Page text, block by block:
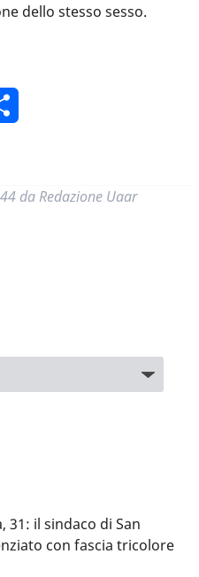
dello stesso sesso.
da Redazione Uaar
31: il sindaco di San
con fascia tricolore